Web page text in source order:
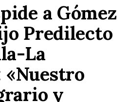
a Gómez
Predilecto
La
y